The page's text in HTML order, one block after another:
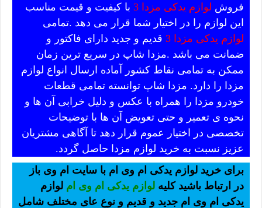
فروش لوازم یدکی مزدا 3
با کیفیت و قیمت مناسب
این لوازم را در اختیار شما قرار می دهد .تمامی
لوازم یدکی مزدا 3
قدیم و جدید دارای فاکتور و
ضمانت می باشد .مزدا شاپ در سریع ترین زمان
ممکن به تمامی نقاط کشور آماده ارسال انواع لوازم
مزدا را دارد. مزدا شاپ توانسته تمامی قطعات
خودرو مزدا را همراه با عکس و دلیل خرابی آن ها و
نحوه ی تعمیر و حتی تعویض آن ها با توضیحات
تخصصی در اختیار عموم قرار دهد تا آگاهی مشتریان
عزیز نسبت به خرید لوازم مزدا حاصل گردد.
برای خرید لوازم یدکی ام وی ام با سایت ام وی باز
در ارتباط باشید کلیه لوازم یدکی ام وی ام لوازم
یدکی ام وی ام جدید و قدیم و نوع عای مختلف شامل